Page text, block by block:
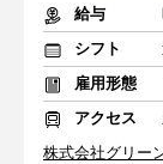
給与
シフト
雇用形態
アクセス
株式会社グリー